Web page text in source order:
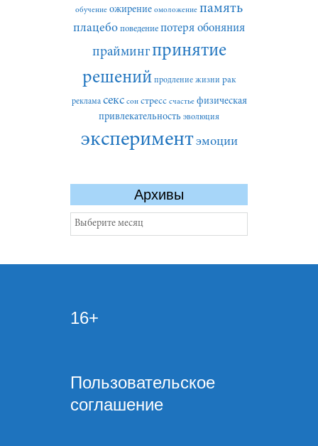
обучение ожирение омоложение память
плацебо поведение потеря обоняния
праймингпринятие
решений продление жизни рак
реклама секс сон стресс счастье физическая
привлекательность эволюция
экспериментэмоции
Архивы
Архивы
16+
Пользовательское
соглашение